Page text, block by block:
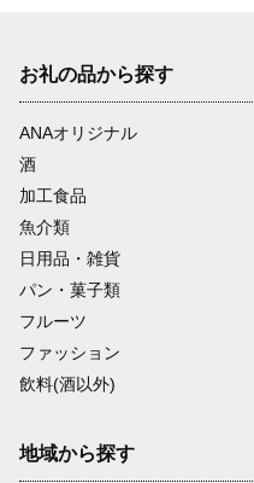
お礼の品から探す
ANAオリジナル
酒
加工食品
魚介類
日用品・雑貨
パン・菓子類
フルーツ
ファッション
飲料(酒以外)
地域から探す